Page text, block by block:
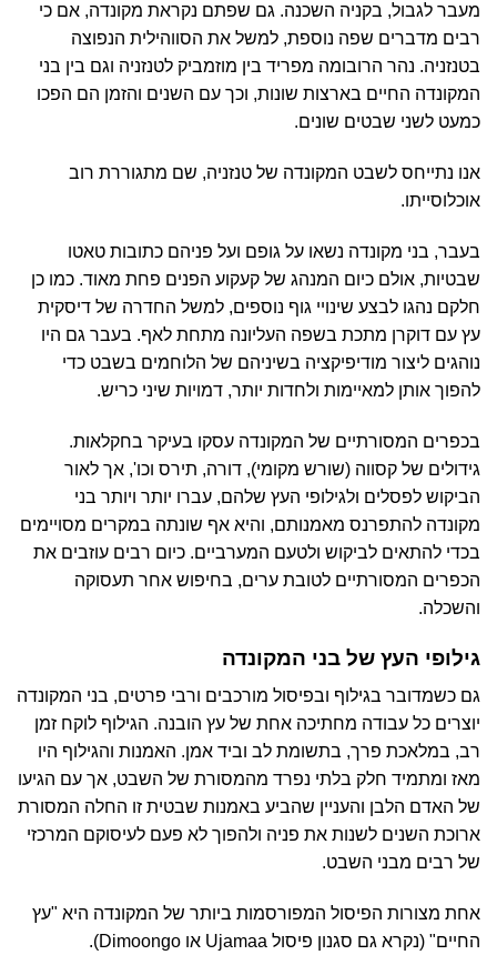
מעבר לגבול, בקניה השכנה. גם שפתם נקראת מקונדה, אם כי
רבים מדברים שפה נוספת, למשל את הסווהילית הנפוצה
בטנזניה. נהר הרובומה מפריד בין מוזמביק לטנזניה וגם בין בני
המקונדה החיים בארצות שונות, וכך עם השנים והזמן הם הפכו
כמעט לשני שבטים שונים.
אנו נתייחס לשבט המקונדה של טנזניה, שם מתגוררת רוב
אוכלוסייתו.
בעבר, בני מקונדה נשאו על גופם ועל פניהם כתובות טאטו
שבטיות, אולם כיום המנהג של קעקוע הפנים פחת מאוד. כמו כן
חלקם נהגו לבצע שינויי גוף נוספים, למשל החדרה של דיסקית
עץ עם דוקרן מתכת בשפה העליונה מתחת לאף. בעבר גם היו
נוהגים ליצור מודיפיקציה בשיניהם של הלוחמים בשבט כדי
להפוך אותן למאיימות ולחדות יותר, דמויות שיני כריש.
בכפרים המסורתיים של המקונדה עסקו בעיקר בחקלאות.
גידולים של קסווה (שורש מקומי), דורה, תירס וכו', אך לאור
הביקוש לפסלים ולגילופי העץ שלהם, עברו יותר ויותר בני
מקונדה להתפרנס מאמנותם, והיא אף שונתה במקרים מסויימים
בכדי להתאים לביקוש ולטעם המערביים. כיום רבים עוזבים את
הכפרים המסורתיים לטובת ערים, בחיפוש אחר תעסוקה
והשכלה.
גילופי העץ של בני המקונדה
גם כשמדובר בגילוף ובפיסול מורכבים ורבי פרטים, בני המקונדה
יוצרים כל עבודה מחתיכה אחת של עץ הובנה. הגילוף לוקח זמן
רב, במלאכת פרך, בתשומת לב וביד אמן. האמנות והגילוף היו
מאז ומתמיד חלק בלתי נפרד מהמסורת של השבט, אך עם הגיעו
של האדם הלבן והעניין שהביע באמנות שבטית זו החלה המסורת
ארוכת השנים לשנות את פניה ולהפוך לא פעם לעיסוקם המרכזי
של רבים מבני השבט.
אחת מצורות הפיסול המפורסמות ביותר של המקונדה היא "עץ
החיים" (נקרא גם סגנון פיסול Ujamaa או Dimoongo)
.